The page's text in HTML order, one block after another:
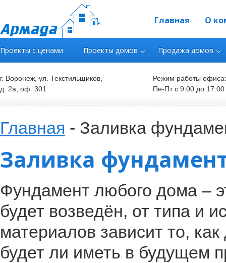
Главная О
Проекты с ценами Проекты домов Продажа домов
г. Воронеж, ул. Текстильщиков,
д. 2а, оф. 301
Режим работы офиса:
Пн-Пт с 9:00 до 17:00
Главная - Заливка
Заливка
Фундамент любого дома –
будет возведён, от типа и
материалов зависит то,
будет ли иметь в будущем